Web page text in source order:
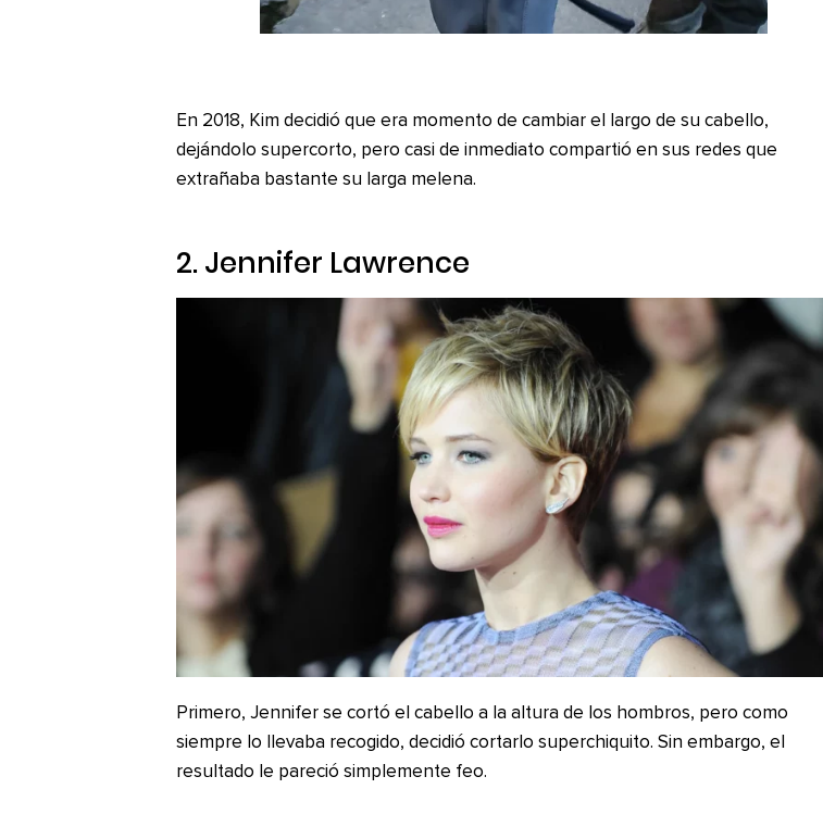
En 2018, Kim decidió que era momento de cambiar el largo de su cabello,
dejándolo supercorto, pero casi de inmediato compartió en sus redes que
extrañaba bastante su larga melena.
2. Jennifer Lawrence
Primero, Jennifer se cortó el cabello a la altura de los hombros, pero como
siempre lo llevaba recogido, decidió cortarlo superchiquito. Sin embargo, el
resultado le pareció simplemente feo.